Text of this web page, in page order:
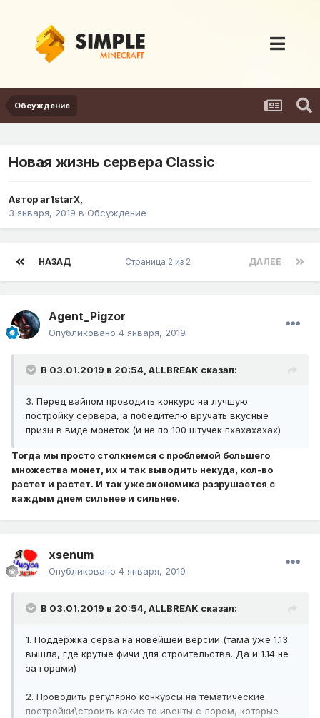
Обсуждение
Новая жизнь сервера Classic
Авторar1starX,
3 января, 2019 в Обсуждение
НАЗАД ДАЛЕЕ
Страница 2 из 2
Agent_Pigzor
Опубликовано 4 января, 2019
В 03.01.2019 в 20:54, ALLBREAK сказал:
3. Перед вайпом проводить конкурс на лучшую
постройку сервера, а победителю вручать вкусные
призы в виде монеток (и не по 100 штучек пхахахахах)
Тогда мы просто столкнемся с проблемой большего
множества монет, их и так выводить некуда, кол-во
растет и растет. И так уже экономика разрушается с
каждым днем сильнее и сильнее.
xsenum
Опубликовано 4 января, 2019
В 03.01.2019 в 20:54, ALLBREAK сказал:
1. Поддержка серва на новейшей версии (тама уже 1.13
вышла, где крутые фичи для строительства. Да и 1.14 не
за горами)
2. Проводить регулярно конкурсы на тематические
постройки\строить какие то ивенты с лором, которые